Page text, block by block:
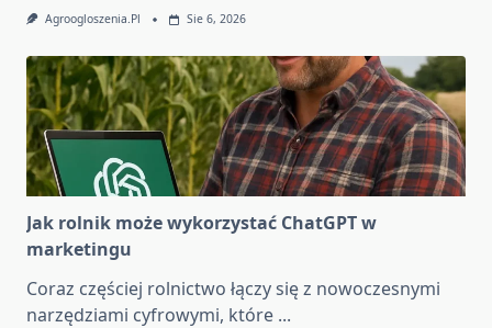
Agroogloszenia.pl Sie 6, 2026
Jak rolnik może wykorzystać ChatGPT w
marketingu
Coraz częściej rolnictwo łączy się z nowoczesnymi
narzędziami cyfrowymi, które ...